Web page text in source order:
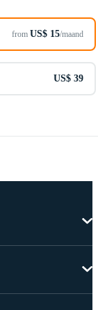
from US$ 15/maand
US$ 39